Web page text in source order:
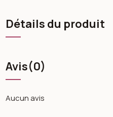
Détails du produit
Avis(0)
Aucun avis